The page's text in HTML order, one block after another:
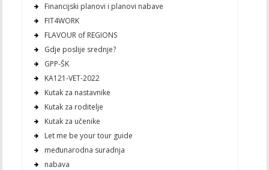
Financijski planovi i planovi nabave
FIT4WORK
FLAVOUR of REGIONS
Gdje poslije srednje?
GPP-ŠK
KA121-VET-2022
Kutak za nastavnike
Kutak za roditelje
Kutak za učenike
Let me be your tour guide
međunarodna suradnja
nabava